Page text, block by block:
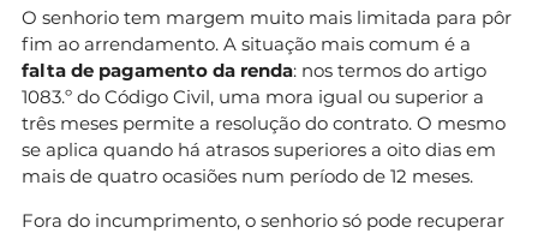
O senhorio tem margem muito mais limitada para pôr
fim ao arrendamento. A situação mais comum é a
falta de pagamento da renda: nos termos do artigo
1083.º do Código Civil, uma mora igual ou superior a
três meses permite a resolução do contrato. O mesmo
se aplica quando há atrasos superiores a oito dias em
mais de quatro ocasiões num período de 12 meses.
Fora do incumprimento, o senhorio só pode recuperar